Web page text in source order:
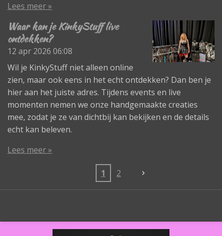
Lees meer »
Waar kan je KinkyStuff live
ontdekken?
12 apr 2026 06:08
Wil je KinkyStuff niet alleen online
zien, maar ook eens in het echt ontdekken? Dan ben je
hier aan het juiste adres. Tijdens events en live
momenten nemen we onze handgemaakte creaties
mee, zodat je ze van dichtbij kan bekijken en de details
echt kan beleven.
Lees meer »
1 2